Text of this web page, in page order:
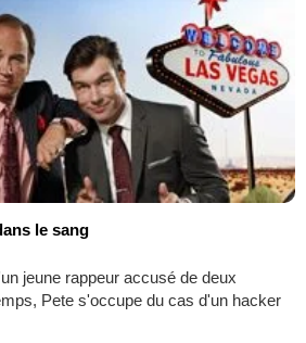
le sang
jeune rappeur accusé de deux
Pete s'occupe du cas d'un hacker